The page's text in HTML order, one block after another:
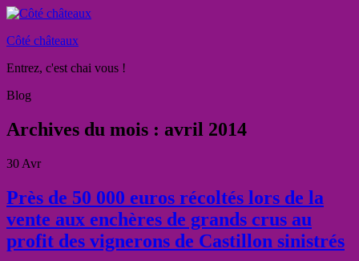
Côté châteaux
Entrez, c'est chai vous !
Blog
Archives du mois : avril 2014
30 Avr
Près de 50 000 euros récoltés lors de la
vente aux enchères de grands crus au
profit des vignerons de Castillon sinistrés